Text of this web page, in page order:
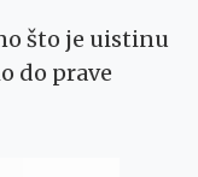
što je uistinu
do prave